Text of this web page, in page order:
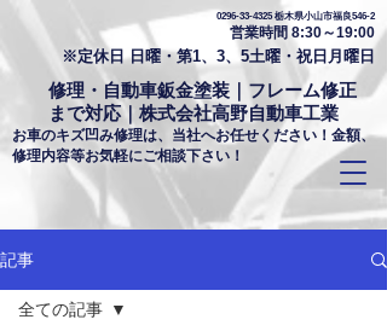
0296-33-4325 栃木県小山市福良546-2
営業時間 8:30～19:00
※定休日 日曜・第1、3、5土曜・祝日月曜日
修理・自動車鈑金塗装｜フレーム修正
まで対応｜株式会社高野自動車工業
お車のキズ凹み修理は、当社へお任せください！金額、
修理内容等お気軽にご相談下さい！
記事
全ての記事